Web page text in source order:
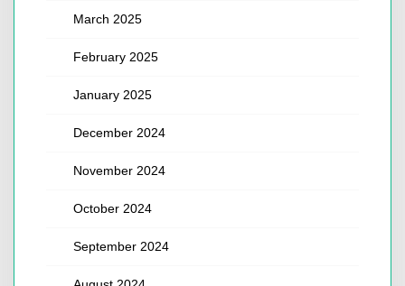
March 2025
February 2025
January 2025
December 2024
November 2024
October 2024
September 2024